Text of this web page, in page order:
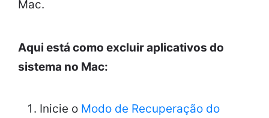
Mac.
Aqui está como excluir aplicativos do
sistema no Mac:
Inicie o Modo de Recuperação do